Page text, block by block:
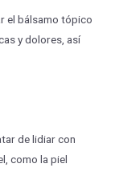
el bálsamo tópico
y dolores, así
de lidiar con
como la piel